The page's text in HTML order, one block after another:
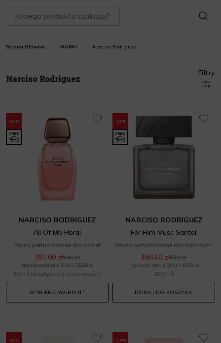
SZUKAJ
Strona Główna MARKI Narciso Rodriguez
Narciso Rodriguez
Filtry
-12%
NARCISO RODRIGUEZ
All Of Me Floral
Wody perfumowane dla kobiet
391,60 zł445 zł
Najniższa cena z 30 dni: 338,20 zł
50 ml (dostępne 2 pojemności)
WYBIERZ WARIANT
-12%
NARCISO RODRIGUEZ
For Him Musc Santal
Wody perfumowane dla mężczyzn
466,40 zł530 zł
Najniższa cena z 30 dni: 450,50 zł
100 ml
DODAJ DO KOSZYKA
-12% -10%